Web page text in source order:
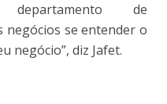
de
se entender o
negócio”, diz Jafet.